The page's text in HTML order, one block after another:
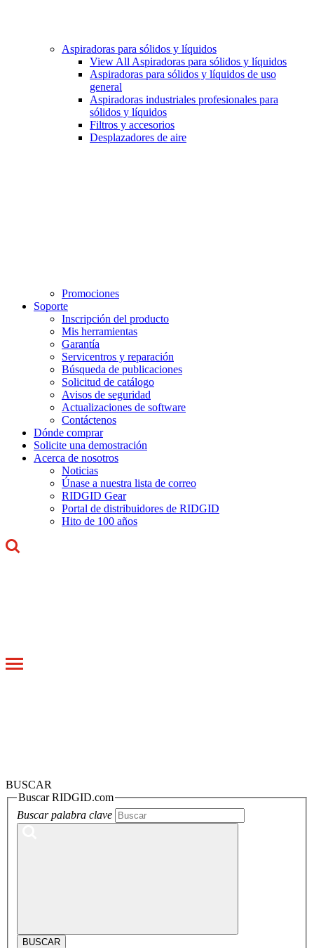
Aspiradoras para sólidos y líquidos
View All Aspiradoras para sólidos y líquidos
Aspiradoras para sólidos y líquidos de uso
general
Aspiradoras industriales profesionales para
sólidos y líquidos
Filtros y accesorios
Desplazadores de aire
Promociones
Soporte
Inscripción del producto
Mis herramientas
Garantía
Servicentros y reparación
Búsqueda de publicaciones
Solicitud de catálogo
Avisos de seguridad
Actualizaciones de software
Contáctenos
Dónde comprar
Solicite una demostración
Acerca de nosotros
Noticias
Únase a nuestra lista de correo
RIDGID Gear
Portal de distribuidores de RIDGID
Hito de 100 años
Toggle
BUSCAR
Buscar RIDGID.com
Buscar palabra clave
BUSCAR